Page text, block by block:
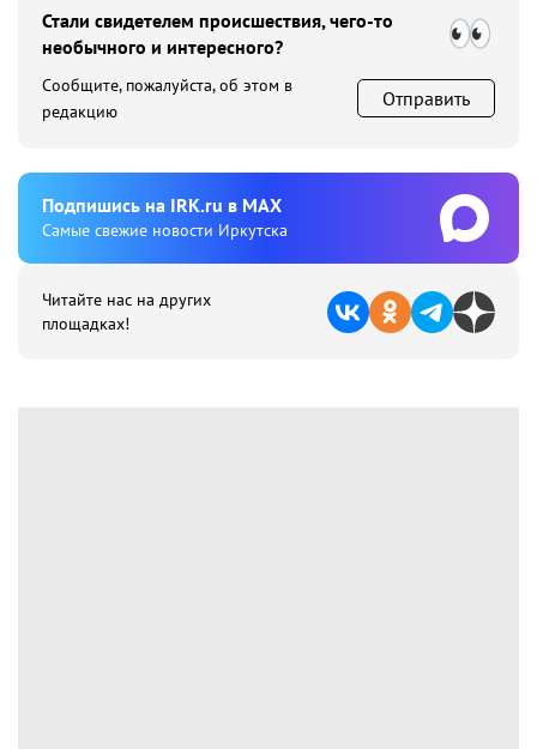
Стали свидетелем происшествия, чего-то
необычного и интересного?
Сообщите, пожалуйста, об этом в
редакцию
Отправить
Подпишиcь на IRK.ru в MAX
Cамые свежие новости Иркутска
Читайте нас на других
площадках!